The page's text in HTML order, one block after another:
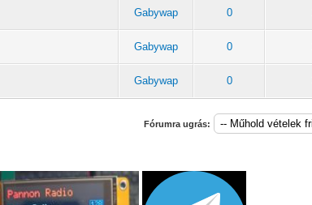
Gabywap 0
Gabywap 0
Gabywap 0
Fórumra ugrás: